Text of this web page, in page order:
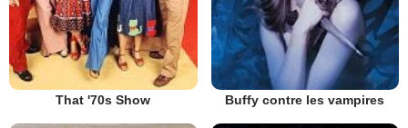
That '70s Show Buffy contre les vampires